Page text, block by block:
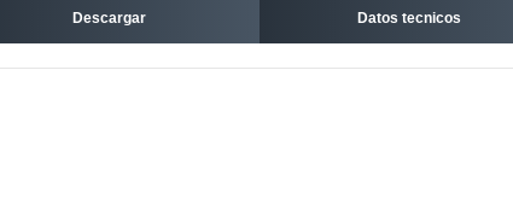
Descargar Datos tecnicos